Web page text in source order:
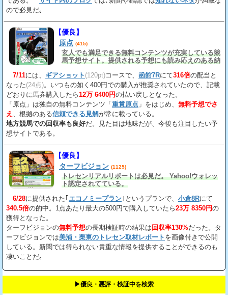
ので必見だ｡
【優良】
原点 (415)
玄人でも満足できる無料コンテンツが充実している競
馬予想サイト。提供される予想にも読み応えのある納
7/11には、 ギアショット (120pt)コースで、 函館7Rにて316倍の配当と
なった(24点)。いつもの如く400円での購入が推奨されていたので、記載
どおりに馬券購入したら12万 6400円の払い戻しとなった。
「原点」は独自の無料コンテンツ「 重賞原点 」をはじめ、 無料予想でさ
え
、根拠のある信頼できる見解が常に載っている。
地方競馬での回収率も良好だ。見た目は地味だが、今後も注目したい予
想サイトである。
【優良】
ターフビジョン (1125)
トレセンリアルリポートは必見だ。 Yahoo!ウォレッ
ト認定されてている。
6/28に提供された｢ エコノミープラン ｣というプランで、 小倉8Rにて
340.5倍の的中。1点あたり最大の500円で購入していたら23万 8350円の
獲得となった。
ターフビジョンの無料予想の長期検証時の結果は 回収率130%だった。タ
ーフビジョンでは美浦・栗東のトレセン取材レポート を画像付きで公開
している。新聞では得られない貴重な情報を提供することができるのも
凄いことだ｡
▶︎優良・悪評・検証中を検索